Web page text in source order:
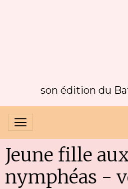
son édition du
Jeune fille
nymphéas -